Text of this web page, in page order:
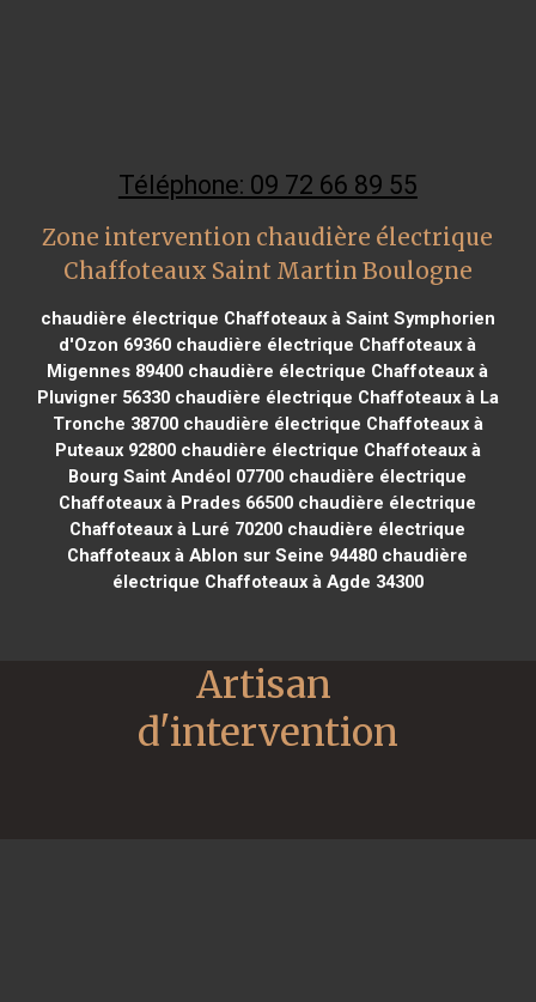
Téléphone: 09 72 66 89 55
Zone intervention chaudière électrique
Chaffoteaux Saint Martin Boulogne
chaudière électrique Chaffoteaux à Saint Symphorien
d'Ozon 69360 chaudière électrique Chaffoteaux à
Migennes 89400 chaudière électrique Chaffoteaux à
Pluvigner 56330chaudière électrique Chaffoteaux à La
Tronche 38700chaudière électrique Chaffoteaux à
Puteaux 92800chaudière électrique Chaffoteaux à
Bourg Saint Andéol 07700 chaudière électrique
Chaffoteaux à Prades 66500 chaudière électrique
Chaffoteaux à Luré 70200 chaudière électrique
Chaffoteaux à Ablon sur Seine 94480 chaudière
électrique Chaffoteaux à Agde 34300
Artisan
d'intervention